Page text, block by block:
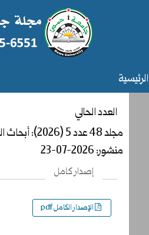
الرئيسية
العدد الحالي
مجلد 48 عدد 5 (2026): أبحاث العدد5
منشور: 2026-07-23
إصدار كامل
الإصدار الكامل pdf